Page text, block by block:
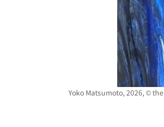
Yoko Matsumoto, 2026, © the